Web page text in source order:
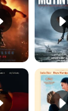
Les Silences de Riyad Bande-annonce VO STFR